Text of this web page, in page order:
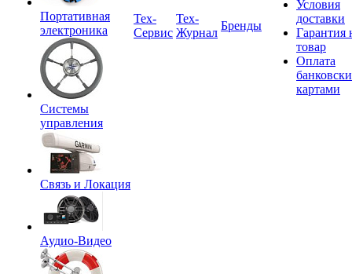
Портативная
электроника
Системы
управления
Связь и Локация
Аудио-Видео
Tex-
Сервис
Тех-
Журнал
Бренды
Условия
доставки
Гарантия
товар
Оплата
картами